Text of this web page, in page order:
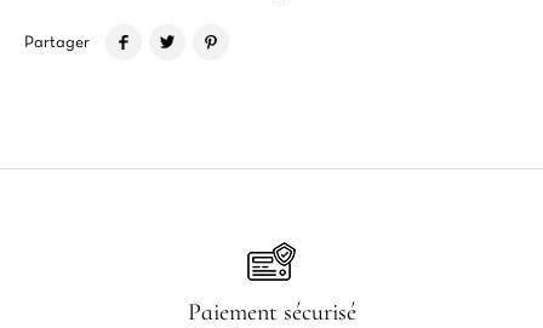
Partager
Paiement sécurisé